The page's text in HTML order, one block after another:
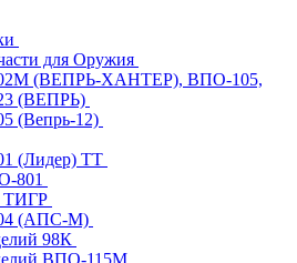
для Оружия
(ВЕПРЬ-ХАНТЕР), ВПО-105,
(ВЕПРЬ)
(Вепрь-12)
(Лидер) ТТ
801
ТИГР
(АПС-М)
98К
ВПО-115М